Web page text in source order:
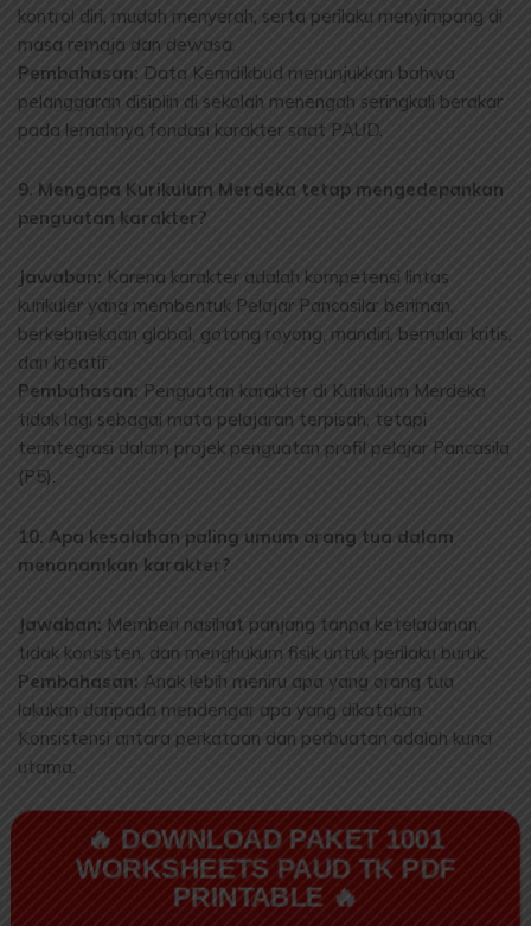
kontrol diri, mudah menyerah, serta perilaku menyimpang di
masa remaja dan dewasa.
Pembahasan: Data Kemdikbud menunjukkan bahwa
pelanggaran disiplin di sekolah menengah seringkali berakar
pada lemahnya fondasi karakter saat PAUD.
9. Mengapa Kurikulum Merdeka tetap mengedepankan
penguatan karakter?
Jawaban: Karena karakter adalah kompetensi lintas
kurikuler yang membentuk Pelajar Pancasila: beriman,
berkebinekaan global, gotong royong, mandiri, bernalar kritis,
dan kreatif.
Pembahasan: Penguatan karakter di Kurikulum Merdeka
tidak lagi sebagai mata pelajaran terpisah, tetapi
terintegrasi dalam projek penguatan profil pelajar Pancasila
(P5).
10. Apa kesalahan paling umum orang tua dalam
menanamkan karakter?
Jawaban: Memberi nasihat panjang tanpa keteladanan,
tidak konsisten, dan menghukum fisik untuk perilaku buruk.
Pembahasan: Anak lebih meniru apa yang orang tua
lakukan daripada mendengar apa yang dikatakan.
Konsistensi antara perkataan dan perbuatan adalah kunci
utama.
🔥 DOWNLOAD PAKET 1001
WORKSHEETS PAUD TK PDF
PRINTABLE 🔥